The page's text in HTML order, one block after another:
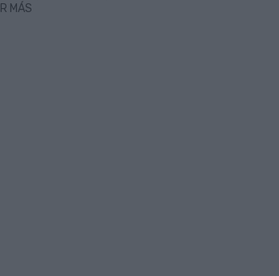
MÁS